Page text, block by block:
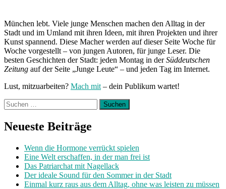
München lebt. Viele junge Menschen machen den Alltag in der
Stadt und im Umland mit ihren Ideen, mit ihren Projekten und ihrer
Kunst spannend. Diese Macher werden auf dieser Seite Woche für
Woche vorgestellt – von jungen Autoren, für junge Leser. Die
besten Geschichten der Stadt: jeden Montag in derSüddeutschen
Zeitung auf der Seite „Junge Leute“ – und jeden Tag im Internet.
Lust, mitzuarbeiten? Mach mit – dein Publikum wartet!
Suchen
nach:
Neueste Beiträge
Wenn die Hormone verrückt spielen
Eine Welt erschaffen, in der man frei ist
Das Patriarchat mit Nagellack
Der ideale Sound für den Sommer in der Stadt
Einmal kurz raus aus dem Alltag, ohne was leisten zu müssen